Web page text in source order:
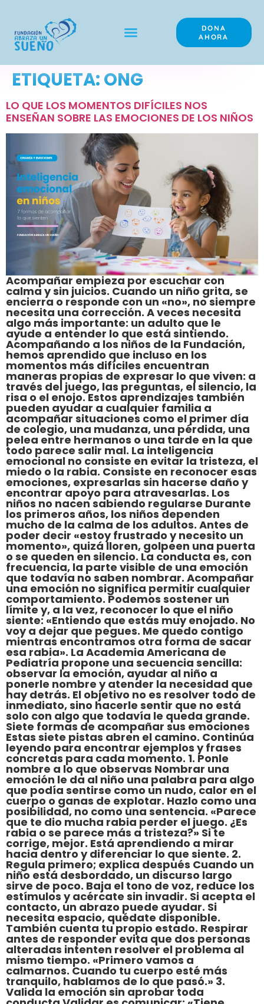
DONA
AHORA
ETIQUETA: ONG
LO QUE LOS MOMENTOS DIFÍCILES NOS
ENSEÑAN SOBRE LAS EMOCIONES DE LOS NIÑOS
Acompañar empieza por escuchar con
calma y sin juicios. Cuando un niño grita, se
encierra o responde con un «no», no siempre
necesita una corrección. A veces necesita
algo más importante: un adulto que le
ayude a entender lo que está sintiendo.
Acompañando a los niños de la Fundación,
hemos aprendido que incluso en los
momentos más difíciles encuentran
maneras propias de expresar lo que viven: a
través del juego, las preguntas, el silencio, la
risa o el enojo. Estos aprendizajes también
pueden ayudar a cualquier familia a
acompañar situaciones como el primer día
de colegio, una mudanza, una pérdida, una
pelea entre hermanos o una tarde en la que
todo parece salir mal. La inteligencia
emocional no consiste en evitar la tristeza, el
miedo o la rabia. Consiste en reconocer esas
emociones, expresarlas sin hacerse daño y
encontrar apoyo para atravesarlas. Los
niños no nacen sabiendo regularse Durante
los primeros años, los niños dependen
mucho de la calma de los adultos. Antes de
poder decir «estoy frustrado y necesito un
momento», quizá lloren, golpeen una puerta
o se queden en silencio. La conducta es, con
frecuencia, la parte visible de una emoción
que todavía no saben nombrar. Acompañar
una emoción no significa permitir cualquier
comportamiento. Podemos sostener un
límite y, a la vez, reconocer lo que el niño
siente: «Entiendo que estás muy enojado. No
voy a dejar que pegues. Me quedo contigo
mientras encontramos otra forma de sacar
esa rabia». La Academia Americana de
Pediatría propone una secuencia sencilla:
observar la emoción, ayudar al niño a
ponerle nombre y atender la necesidad que
hay detrás. El objetivo no es resolver todo de
inmediato, sino hacerle sentir que no está
solo con algo que todavía le queda grande.
Siete formas de acompañar sus emociones
Estas siete pistas abren el camino. Continúa
leyendo para encontrar ejemplos y frases
concretas para cada momento. 1. Ponle
nombre a lo que observas Nombrar una
emoción le da al niño una palabra para algo
que podía sentirse como un nudo, calor en el
cuerpo o ganas de explotar. Hazlo como una
posibilidad, no como una sentencia. «Parece
que te dio mucha rabia perder el juego. ¿Es
rabia o se parece más a tristeza?» Si te
corrige, mejor. Está aprendiendo a mirar
hacia dentro y diferenciar lo que siente. 2.
Regula primero; explica después Cuando un
niño está desbordado, un discurso largo
sirve de poco. Baja el tono de voz, reduce los
estímulos y acércate sin invadir. Si acepta el
contacto, un abrazo puede ayudar. Si
necesita espacio, quédate disponible.
También cuenta tu propio estado. Respirar
antes de responder evita que dos personas
alteradas intenten resolver el problema al
mismo tiempo. «Primero vamos a
calmarnos. Cuando tu cuerpo esté más
tranquilo, hablamos de lo que pasó.» 3.
Valida la emoción sin aprobar toda